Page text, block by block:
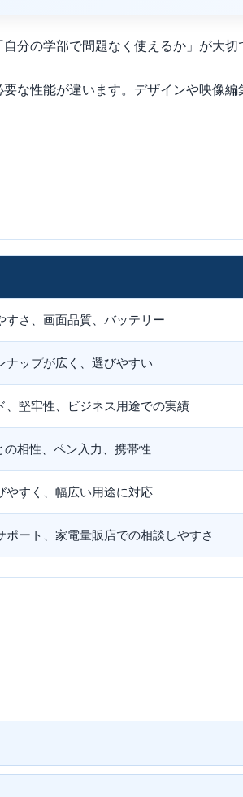
分の学部で問題なく使えるか」が大切
な性能が違います。デザインや映像
すさ、画面品質、バッテリー
ナップが広く、選びやすい
、堅牢性、ビジネス用途での実績
の相性、ペン入力、携帯性
やすく、幅広い用途に対応
ポート、家電量販店での相談しやすさ